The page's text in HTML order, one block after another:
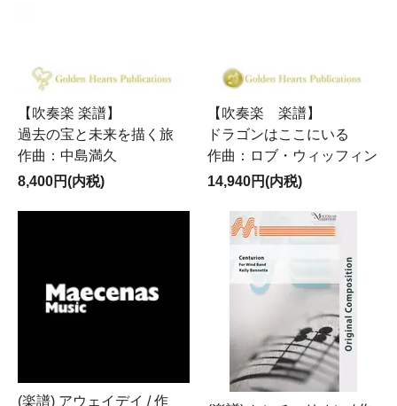
【吹奏楽 楽譜】
過去の宝と未来を描く旅
作曲：中島満久
8,400円(内税)
【吹奏楽 楽譜】
ドラゴンはここにいる
作曲：ロブ・ウィッフィン
14,940円(内税)
(楽譜) アウェイデイ / 作